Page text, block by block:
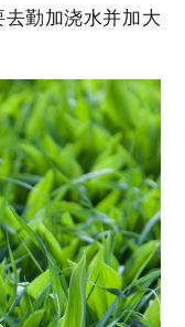
勤加浇水并加大